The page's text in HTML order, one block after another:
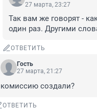
27 марта, 23:27
Так вам же говорят -
один раз. Другими
ОТВЕТИТЬ
Гость
27 марта, 21:27
комиссию создали?
ОТВЕТИТЬ